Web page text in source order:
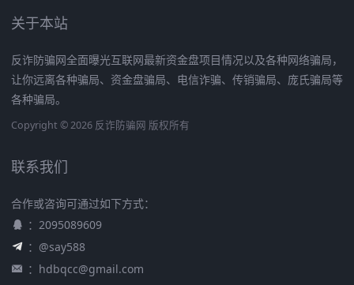
关于本站
反诈防骗网全面曝光互联网最新资金盘项目情况以及各种网络骗局，
让你远离各种骗局、资金盘骗局、电信诈骗、传销骗局、庞氏骗局等
各种骗局。
Copyright © 2026 反诈防骗网 版权所有
联系我们
合作或咨询可通过如下方式：
：2095089609
：@say588
： hdbqcc@gmail.com